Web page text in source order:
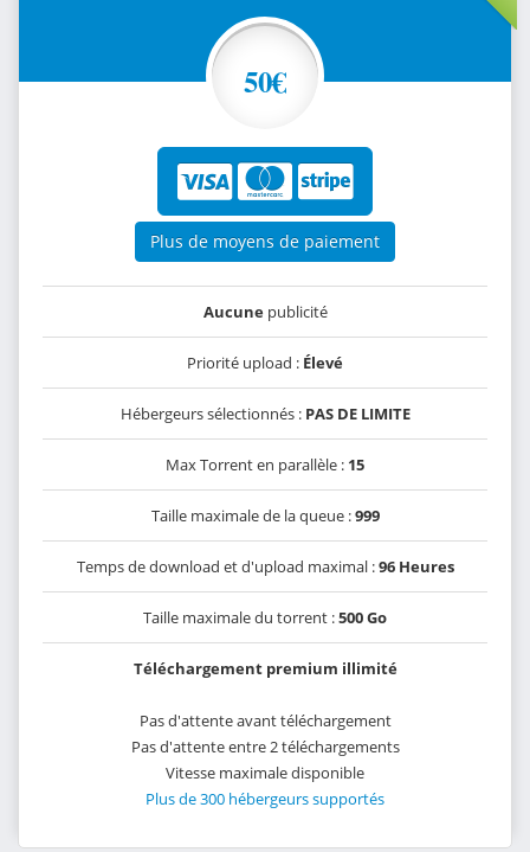
50€
Plus de moyens de paiement
Aucunepublicité
Priorité upload : Élevé
Hébergeurs sélectionnés : PAS DE LIMITE
Max Torrent en parallèle : 15
Taille maximale de la queue :999
Temps de download et d'upload maximal :96 Heures
Taille maximale du torrent :500 Go
Téléchargement premium illimité
Pas d'attente avant téléchargement
Pas d'attente entre 2 téléchargements
Vitesse maximale disponible
Plus de 300 hébergeurs supportés